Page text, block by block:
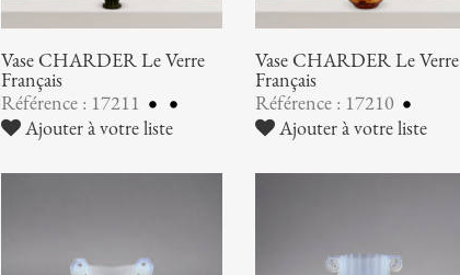
Vase CHARDER Le Verre
Français
Référence : 17211
Ajouter à votre liste
Vase CHARDER Le Verre
Français
Référence : 17210
Ajouter à votre liste